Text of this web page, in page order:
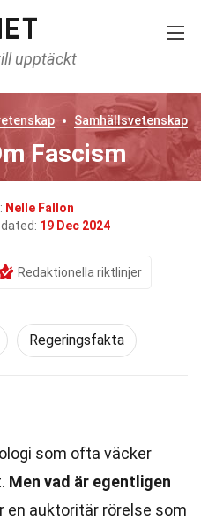
upptäckt
Samhällsvetenskap
Fascism
Nelle Fallon
19 Dec 2024
Redaktionella riktlinjer
Regeringsfakta
som ofta väcker
Men vad är egentligen
en auktoritär rörelse som